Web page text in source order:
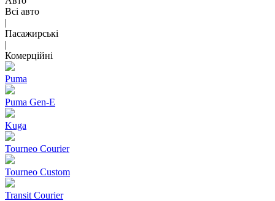
Всі авто
|
Пасажирські
|
Комерційні
Puma
Puma Gen‑E
Kuga
Tourneo Courier
Tourneo Custom
Transit Courier